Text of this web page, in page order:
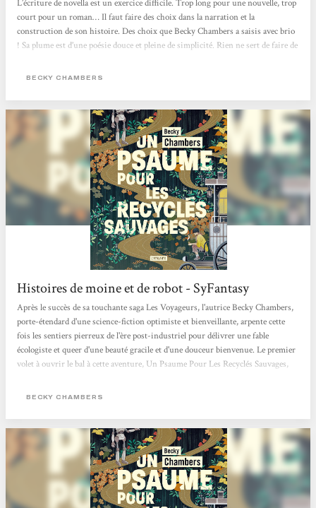
L’écriture de novella est un exercice difficile. Trop long pour une nouvelle, trop
court pour un roman… Il faut faire des choix dans la narration et la
construction de son histoire. Des choix que Becky Chambers a saisis avec brio
! Sa plume est d’une poésie douce et pleine de simplicité. Rien ne sert de faire de
pour les recyclés sauvages est poétique, doux et simple. C’est une lecture qui
marquant. Iel est poète, doux et simple comme les mots de Becky Chambers....
BECKY CHAMBERS
Histoires de moine et de robot - SyFantasy
Après le succès de sa touchante saga Les Voyageurs, l'autrice Becky Chambers,
porte-étendard d'une science-fiction optimiste et bienveillante, arpente cette
fois les sentiers pierreux de l'ère post-industriel pour délivrer une fable
écologiste et queer d'une beauté gracile et d'une douceur bienvenue. Le premier
volet à ouvrir le bal à cette aventure, Un Psaume Pour Les Recyclés Sauvages,
n'a jamais été aussi bien représenté que sous la plume de Chambers. L'altérité
BECKY CHAMBERS